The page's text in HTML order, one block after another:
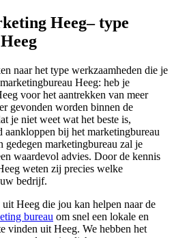
Heeg– type
naar het type werkzaamheden die je
Heeg: heb je
voor het aantrekken van meer
gevonden worden binnen de
je niet weet wat het beste is,
bij het marketingbureau
marketingbureau zal je
waardevol advies. Door de kennis
weten zij precies welke
bedrijf.
Heeg die jou kan helpen naar de
bureau om snel een lokale en
vinden uit Heeg. We hebben het